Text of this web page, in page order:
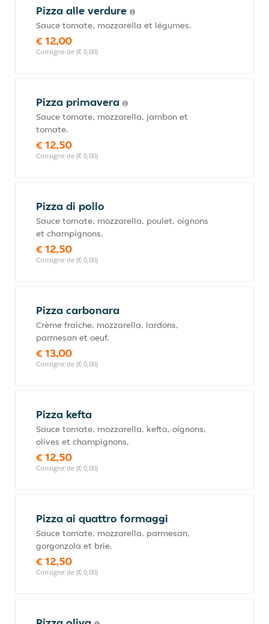
Pizza alle verdure
Sauce tomate, mozzarella et légumes.
€ 12,00
Consigne de (€ 0,00)
Pizza primavera
Sauce tomate, mozzarella, jambon et
tomate.
€ 12,50
Consigne de (€ 0,00)
Pizza di pollo
Sauce tomate, mozzarella, poulet, oignons
et champignons.
€ 12,50
Consigne de (€ 0,00)
Pizza carbonara
Crème fraiche, mozzarella, lardons,
parmesan et oeuf.
€ 13,00
Consigne de (€ 0,00)
Pizza kefta
Sauce tomate, mozzarella, kefta, oignons,
olives et champignons.
€ 12,50
Consigne de (€ 0,00)
Pizza ai quattro formaggi
Sauce tomate, mozzarella, parmesan,
gorgonzola et brie.
€ 12,50
Consigne de (€ 0,00)